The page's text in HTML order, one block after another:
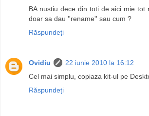
BA nustiu dece din toti de aici mie tot
doar sa dau ''rename'' sau cum ?
Răspundeți
Ovidiu
22 iunie 2010 la 16:12
Cel mai simplu, copiaza kit-ul pe
Răspundeți